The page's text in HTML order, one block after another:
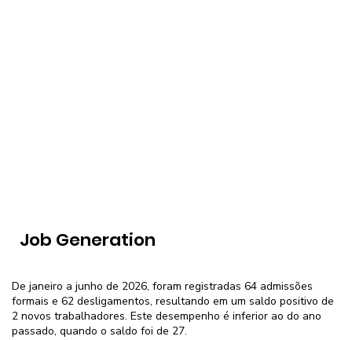
Job Generation
De janeiro a junho de 2026, foram registradas 64 admissões
formais e 62 desligamentos, resultando em um saldo positivo de
2 novos trabalhadores. Este desempenho é inferior ao do ano
passado, quando o saldo foi de 27.